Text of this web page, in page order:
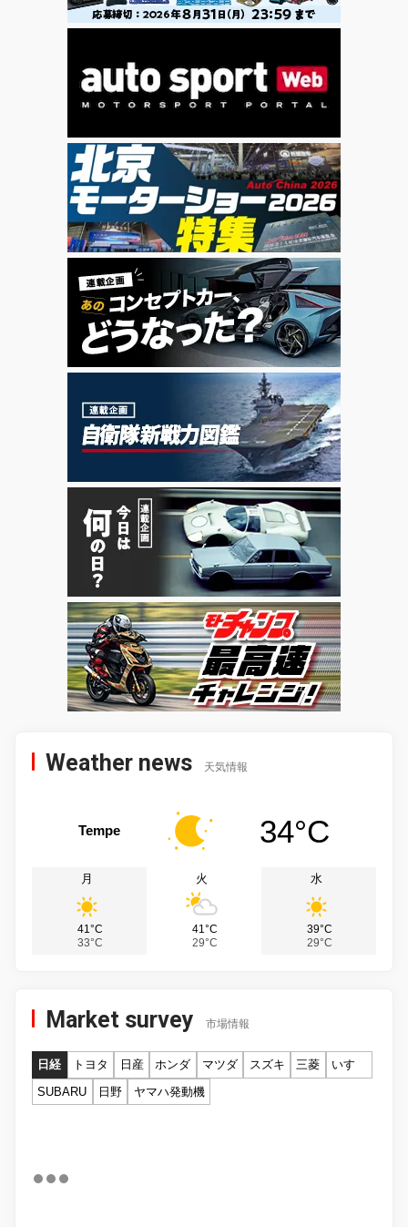
Weather news 天気情報
Tempe 34°C
月
41°C
33°C
火
41°C
29°C
水
39°C
29°C
Market survey 市場情報
日経 トヨタ 日産 ホンダ マツダ スズキ 三菱
いすゞ
SUBARU
日野 ヤマハ発動機